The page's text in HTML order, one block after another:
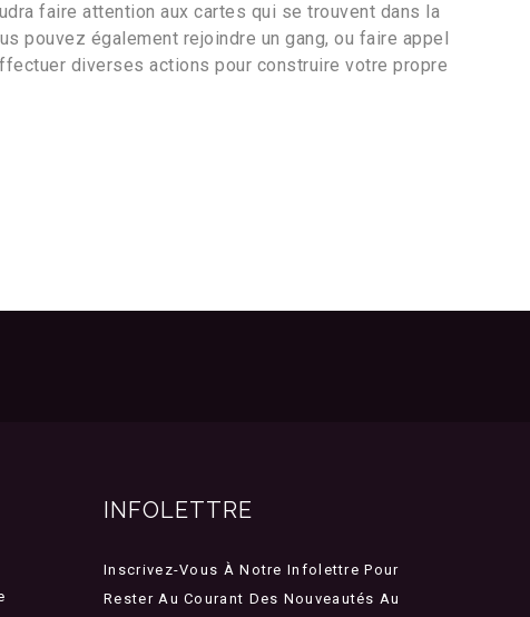
faire attention aux cartes qui se trouvent dans la
pouvez également rejoindre un gang, ou faire appel
diverses actions pour construire votre propre
INFOLETTRE
Inscrivez-Vous À Notre Infolettre Pour
Rester Au Courant Des Nouveautés Au